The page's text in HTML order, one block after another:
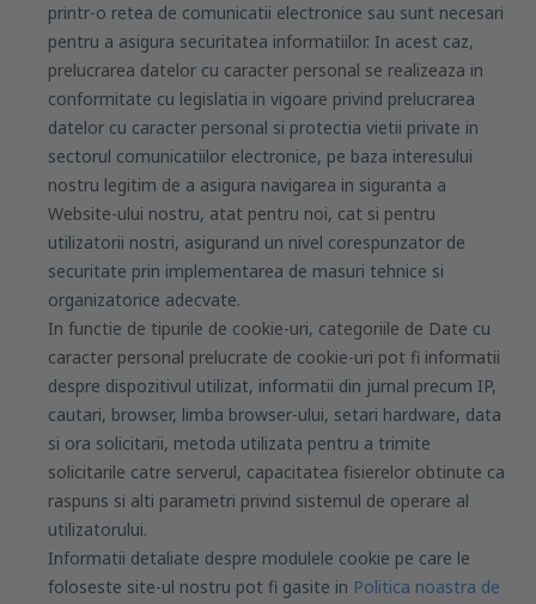
printr-o retea de comunicatii electronice sau sunt necesari
pentru a asigura securitatea informatiilor. In acest caz,
prelucrarea datelor cu caracter personal se realizeaza in
conformitate cu legislatia in vigoare privind prelucrarea
datelor cu caracter personal si protectia vietii private in
sectorul comunicatiilor electronice, pe baza interesului
nostru legitim de a asigura navigarea in siguranta a
Website-ului nostru, atat pentru noi, cat si pentru
utilizatorii nostri, asigurand un nivel corespunzator de
securitate prin implementarea de masuri tehnice si
organizatorice adecvate.
In functie de tipurile de cookie-uri, categoriile de Date cu
caracter personal prelucrate de cookie-uri pot fi informatii
despre dispozitivul utilizat, informatii din jurnal precum IP,
cautari, browser, limba browser-ului, setari hardware, data
si ora solicitarii, metoda utilizata pentru a trimite
solicitarile catre serverul, capacitatea fisierelor obtinute ca
raspuns si alti parametri privind sistemul de operare al
utilizatorului.
Informatii detaliate despre modulele cookie pe care le
foloseste site-ul nostru pot fi gasite in Politica noastra de